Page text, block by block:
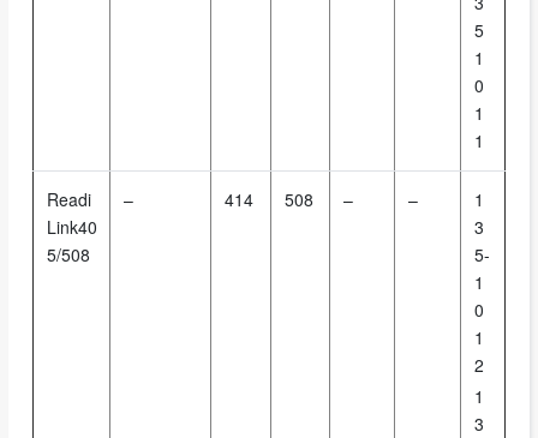
5
1
0
1
1
Readi
Link40
5/508
– 414 508 – –
1
3
5-
1
0
1
2
1
3